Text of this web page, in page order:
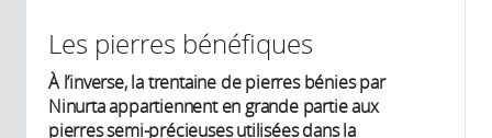
Les pierres bénéfiques
À l’inverse, la trentaine de pierres bénies par
Ninurta appartiennent en grande partie aux
pierres semi-précieuses utilisées dans la